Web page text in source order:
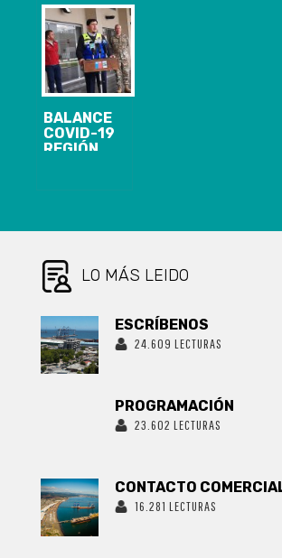
ALCANZA A
368 MEDIOS Y
2.108
PASAJEROS A
LA FECHA
BALANCE
COVID-19
REGIÓN
LO MÁS LEIDO
ESCRÍBENOS
24.609 LECTURAS
PROGRAMACIÓN
23.602 LECTURAS
CONTACTO
16.281 LECTURAS